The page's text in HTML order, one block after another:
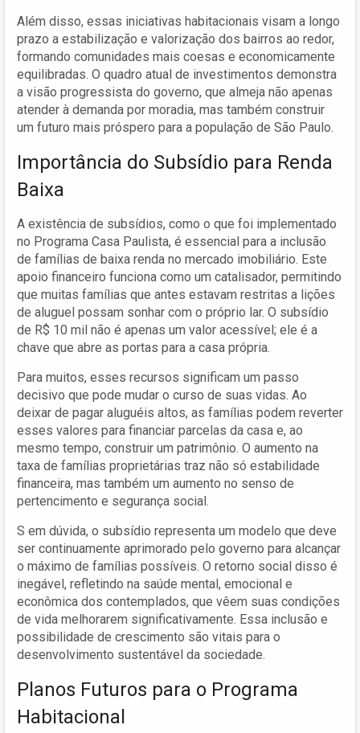
Além disso, essas iniciativas habitacionais visam a longo
prazo a estabilização e valorização dos bairros ao redor,
formando comunidades mais coesas e economicamente
equilibradas. O quadro atual de investimentos demonstra
a visão progressista do governo, que almeja não apenas
atender à demanda por moradia, mas também construir
um futuro mais próspero para a população de São Paulo.
Importância do Subsídio para Renda
Baixa
A existência de subsídios, como o que foi implementado
no Programa Casa Paulista, é essencial para a inclusão
de famílias de baixa renda no mercado imobiliário. Este
apoio financeiro funciona como um catalisador, permitindo
que muitas famílias que antes estavam restritas a lições
de aluguel possam sonhar com o próprio lar. O subsídio
de R$ 10 mil não é apenas um valor acessível; ele é a
chave que abre as portas para a casa própria.
Para muitos, esses recursos significam um passo
decisivo que pode mudar o curso de suas vidas. Ao
deixar de pagar aluguéis altos, as famílias podem reverter
esses valores para financiar parcelas da casa e, ao
mesmo tempo, construir um patrimônio. O aumento na
taxa de famílias proprietárias traz não só estabilidade
financeira, mas também um aumento no senso de
pertencimento e segurança social.
S em dúvida, o subsídio representa um modelo que deve
ser continuamente aprimorado pelo governo para alcançar
o máximo de famílias possíveis. O retorno social disso é
inegável, refletindo na saúde mental, emocional e
econômica dos contemplados, que vêem suas condições
de vida melhorarem significativamente. Essa inclusão e
possibilidade de crescimento são vitais para o
desenvolvimento sustentável da sociedade.
Planos Futuros para o Programa
Habitacional